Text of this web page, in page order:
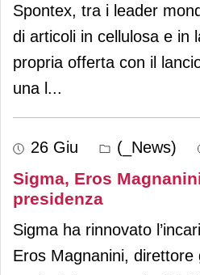
Spontex, tra i leader
di articoli in cellulosa e in
propria offerta con il
una l ...
26 Giu (_News)
Sigma, Eros
presidenza
Sigma ha rinnovato
Eros Magnanini, direttore